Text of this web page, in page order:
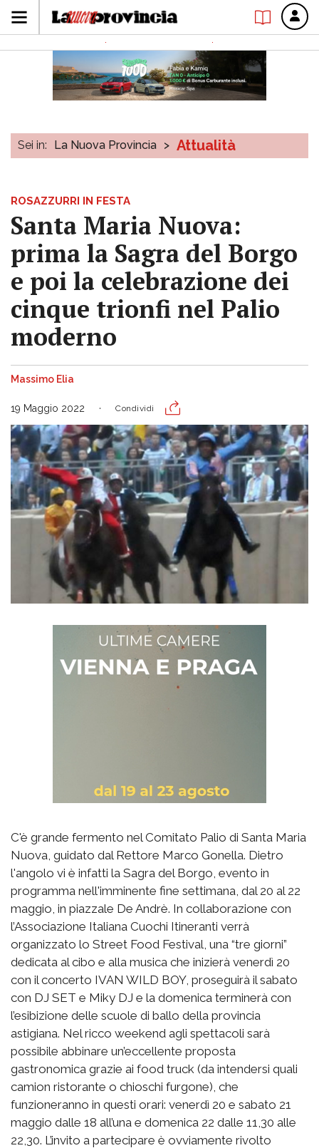
Sei in: La Nuova Provincia > Attualità
ROSAZZURRI IN FESTA
Santa Maria Nuova:
prima la Sagra del Borgo
e poi la celebrazione dei
cinque trionfi nel Palio
moderno
Massimo Elia
19 Maggio 2022 Condividi
C'è grande fermento nel Comitato Palio di Santa Maria
Nuova, guidato dal Rettore Marco Gonella. Dietro
l'angolo vi è infatti la Sagra del Borgo, evento in
programma nell'imminente fine settimana, dal 20 al 22
maggio, in piazzale De Andrè. In collaborazione con
l’Associazione Italiana Cuochi Itineranti verrà
organizzato lo Street Food Festival, una “tre giorni”
dedicata al cibo e alla musica che inizierà venerdì 20
con il concerto IVAN WILD BOY, proseguirà il sabato
con DJ SET e Miky DJ e la domenica terminerà con
l’esibizione delle scuole di ballo della provincia
astigiana. Nel ricco weekend agli spettacoli sarà
possibile abbinare un’eccellente proposta
gastronomica grazie ai food truck (da intendersi quali
camion ristorante o chioschi furgone), che
funzioneranno in questi orari: venerdì 20 e sabato 21
maggio dalle 18 all’una e domenica 22 dalle 11,30 alle
22,30. L’invito a partecipare è ovviamente rivolto